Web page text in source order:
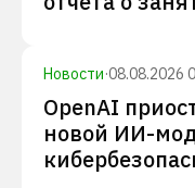
Новости·08.08.2026
OpenAI
новой ИИ-